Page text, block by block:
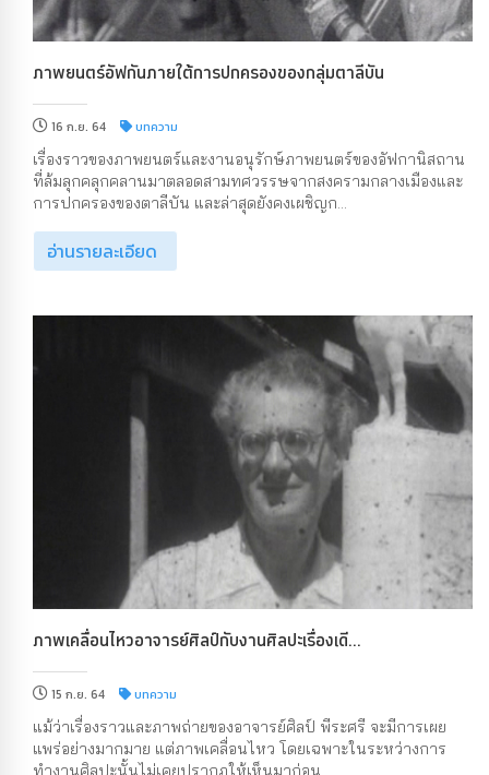
ภาพยนตร์อัฟกันภายใต้การปกครองของกลุ่มตาลีบัน
16 ก.ย. 64 บทความ
เรื่องราวของภาพยนตร์และงานอนุรักษ์ภาพยนตร์ของอัฟกานิสถาน
ที่ล้มลุกคลุกคลานมาตลอดสามทศวรรษจากสงครามกลางเมืองและ
การปกครองของตาลีบัน และล่าสุดยังคงเผชิญก...
อ่านรายละเอียด
ภาพเคลื่อนไหวอาจารย์ศิลป์กับงานศิลปะเรื่องเดี...
15 ก.ย. 64 บทความ
แม้ว่าเรื่องราวและภาพถ่ายของอาจารย์ศิลป์ พีระศรี จะมีการเผย
แพร่อย่างมากมาย แต่ภาพเคลื่อนไหว โดยเฉพาะในระหว่างการ
ทำงานศิลปะนั้นไม่เคยปรากฏให้เห็นมาก่อน...